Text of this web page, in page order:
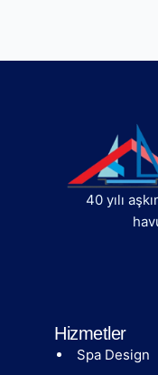
40 yılı
Hizmetler
Spa Design